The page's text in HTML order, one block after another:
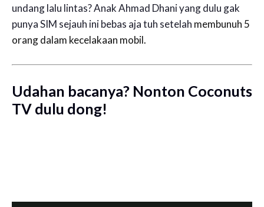
undang lalu lintas? Anak Ahmad Dhani yang dulu gak
punya SIM sejauh ini bebas aja tuh setelah membunuh 5
orang dalam kecelakaan mobil.
Udahan bacanya? Nonton Coconuts
TV dulu dong!